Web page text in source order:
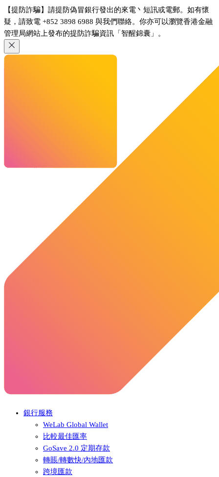
【提防詐騙】請提防偽冒銀行發出的來電丶短訊或電郵。如有懷
疑，請致電 +852 3898 6988 與我們聯絡。你亦可以瀏覽香港金融
管理局網站上發布的提防詐騙資訊「智醒錦囊」。
銀行服務
WeLab Global Wallet
比較最佳匯率
GoSave 2.0 定期存款
轉賬/轉數快/內地匯款
跨境匯款